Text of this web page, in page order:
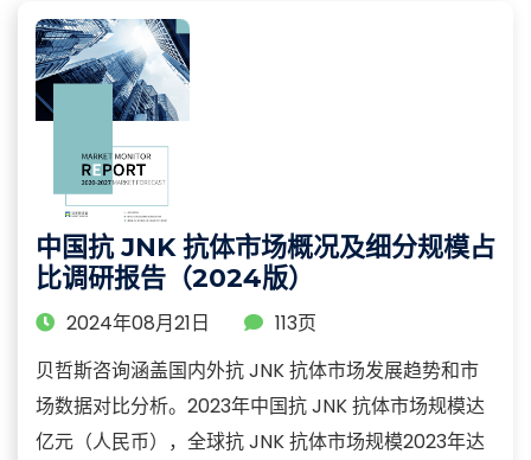
中国抗 JNK 抗体市场概况及细分规模占
比调研报告（2024版）
2024年08月21日
113页
贝哲斯咨询涵盖国内外抗 JNK 抗体市场发展趋势和市
场数据对比分析。2023年中国抗 JNK 抗体市场规模达
亿元（人民币），全球抗 JNK 抗体市场规模2023年达